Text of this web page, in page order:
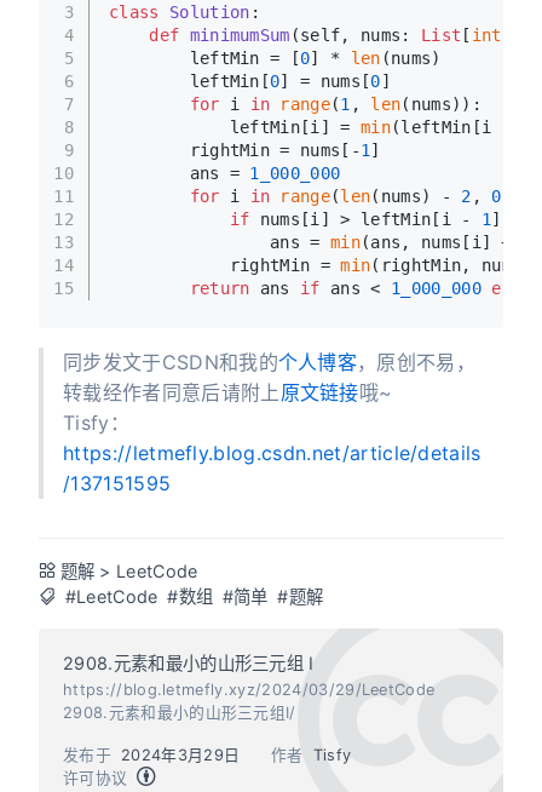
3
4
5
6
7
8
9
10
11
12
13
14
15
class Solution :
def minimumSum (self, nums: List [ int
        leftMin = [
0] * len (nums)
        leftMin[
0] = nums[0]
for i in range(1 , len(nums)):
            leftMin[i] =
min(leftMin[i -
        rightMin = nums[-
1 ]
        ans =
1_000_000
for i in range(len(nums) - 2 , 0
if nums[i] > leftMin[i - 1 ]
                ans =
min(ans, nums[i] +
            rightMin =
min(rightMin,
return ans if ans < 1_000_000 else
同步发文于CSDN和我的个人博客，原创不易，
转载经作者同意后请附上 原文链接哦~
Tisfy：
https://letmefly.blog.csdn.net/article/details
/137151595
题解 > LeetCode
#LeetCode #数组 #简单 #题解
2908.元素和最小的山形三元组 I
https://blog.letmefly.xyz/2024/03/29/LeetCode
2908.元素和最小的山形三元组I/
作者 Tisfy
发布于
2024年3月29日
许可协议